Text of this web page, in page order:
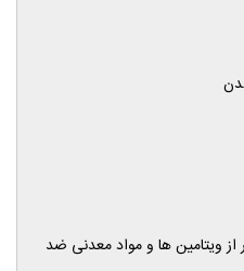
از ویتامین ها و مواد معدنی ضد